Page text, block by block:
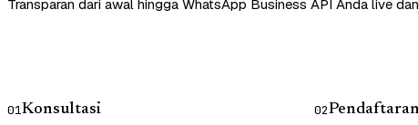
Transparan dari awal hingga WhatsApp Business API Anda live
01Konsultasi
02